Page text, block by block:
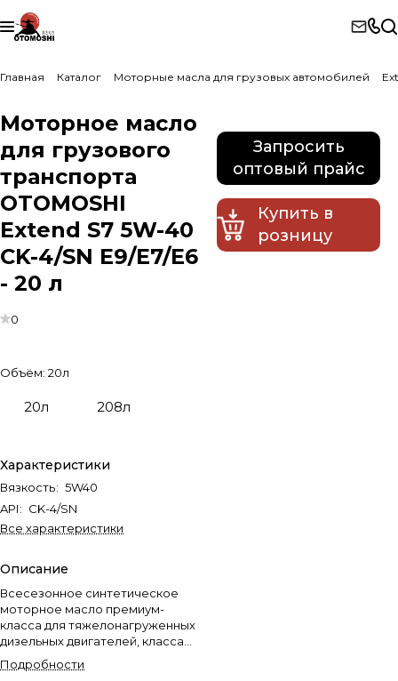
Главная Каталог Моторные масла для грузовых автомобилей
Моторное масло
для грузового
транспорта
OTOMOSHI
Extend S7 5W-40
CK-4/SN E9/E7/E6
- 20 л
0
Объём: 20л
20л 208л
Характеристики
Вязкость: 5W40
API: CK-4/SN
Все характеристики
Описание
Всесезонное синтетическое
моторное масло премиум-
класса для тяжелонагруженных
дизельных двигателей, класса
USHPD (Ultra Super High
Performance Diesel Oil).
Подробности
Запросить
оптовый прайс
Купить в
розницу